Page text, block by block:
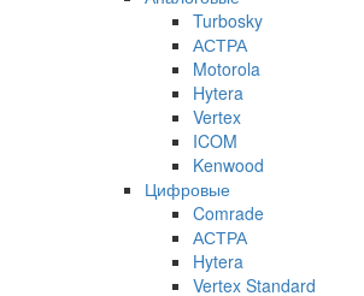
Turbosky
АСТРА
Motorola
Hytera
Vertex
ICOM
Kenwood
Цифровые
Comrade
АСТРА
Hytera
Vertex Standard